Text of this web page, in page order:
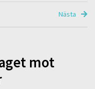
Nästa
mot